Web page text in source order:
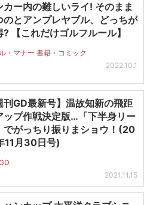
カー内の難しいライ! そのまま
のとアンプレヤブル、どっちが
? 【これだけゴルフルール】
・マナー 書籍・コミック
2022.10.1
刊GD最新号】温故知新の飛距
ップ作戦決定版…「下半身リー
でがっちり振りまショウ！(20
11月30日号)
2021.11.15